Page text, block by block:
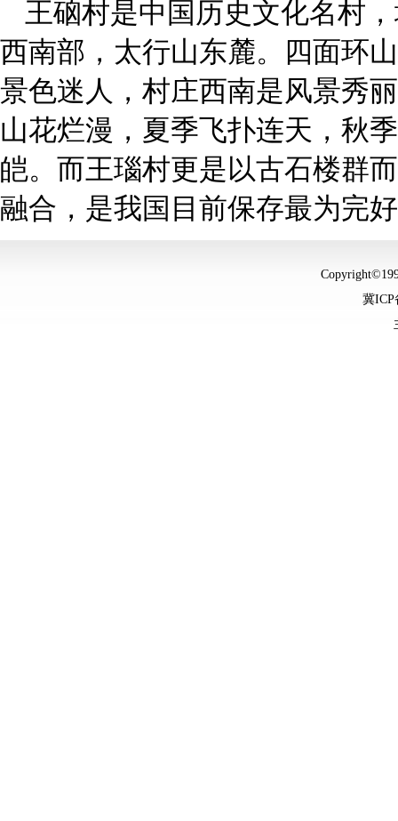
王硇村是中国历史文化名村
西南部，太行山东麓。四面环
景色迷人，村庄西南是风景秀
山花烂漫，夏季飞扑连天，秋
皑。而王瑙村更是以古石楼群
融合，是我国目前保存最为完
冀ICP